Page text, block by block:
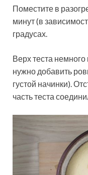
Поместите в
минут (в
градусах.
Верх теста немного
нужно добавить
густой начинки).
часть теста